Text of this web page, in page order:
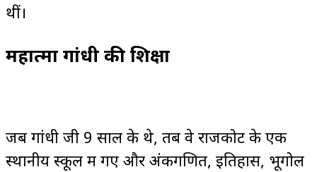
थीं।
महात्मा गांधी की शिक्षा
जब गांधी जी 9 साल के थे, तब वे राजकोट के एक
स्थानीय स्कूल में गए और अंकगणित, इतिहास, भूगोल